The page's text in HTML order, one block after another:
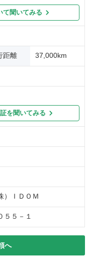
て聞いてみる
距離 37,000km
を聞いてみる
）ＩＤＯＭ
５５－１
へ